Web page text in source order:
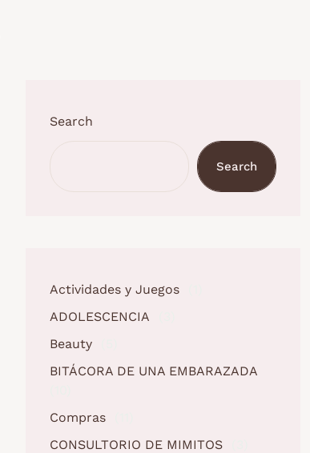
Search
Search
Actividades y Juegos
ADOLESCENCIA
Beauty
BITÁCORA DE UNA EMBARAZADA
Compras
CONSULTORIO DE MIMITOS